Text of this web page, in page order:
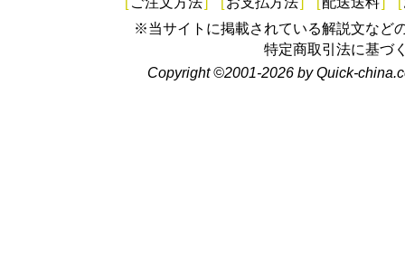
※当サイトに掲載されている解説文など
特定商取引法に基づ
Copyright ©2001-2026 by Quick-